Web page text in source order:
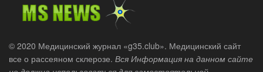
© 2020 Медицинский журнал «g35.club». Медицинский сайт
все о рассеяном склерозе. Вся Информация на данном сайте